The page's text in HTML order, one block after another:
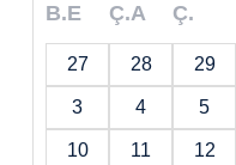
B.E Ç.A Ç.
27 28 29
3 4 5
10 11 12